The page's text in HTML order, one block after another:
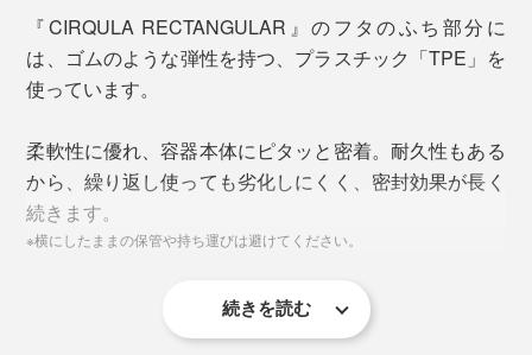
『CIRQULA RECTANGULAR』のフタのふち部分に
は、ゴムのような弾性を持つ、プラスチック「TPE」を
使っています。
柔軟性に優れ、容器本体にピタッと密着。耐久性もある
から、繰り返し使っても劣化しにくく、密封効果が長く
続きます。
※横にしたままの保管や持ち運びは避けてください。
続きを読む